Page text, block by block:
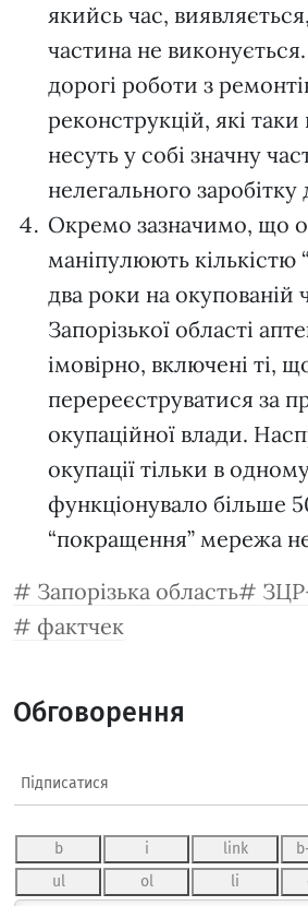
якийсь час,
частина не
дорогі роботи з
реконструкцій, які
несуть у собі значну
нелегального заробітку
Окремо зазначимо, що
маніпулюють кількістю
два роки на окупованій
Запорізької області
імовірно, включені ті,
перереєструватися за
окупаційної влади.
окупації тільки в
функціонувало більше
“покращення” мережа
Запорізька область
фактчек
Обговорення
Підписатися